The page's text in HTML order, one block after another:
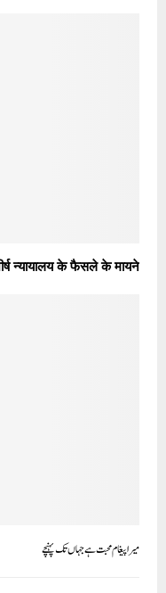
न्यायालय के फैसले के मायने
میرا پیغام محبت ہے جہاں تک پہنچے